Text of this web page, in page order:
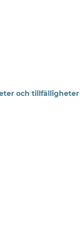
och tillfälligheter